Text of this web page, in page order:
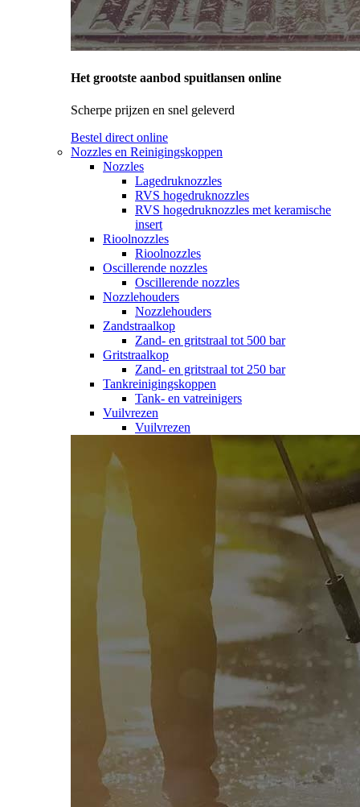
Het grootste aanbod spuitlansen online
Scherpe prijzen en snel geleverd
Bestel direct online
Nozzles en Reinigingskoppen
Nozzles
Lagedruknozzles
RVS hogedruknozzles
RVS hogedruknozzles met keramische
insert
Rioolnozzles
Rioolnozzles
Oscillerende nozzles
Oscillerende nozzles
Nozzlehouders
Nozzlehouders
Zandstraalkop
Zand- en gritstraal tot 500 bar
Gritstraalkop
Zand- en gritstraal tot 250 bar
Tankreinigingskoppen
Tank- en vatreinigers
Vuilvrezen
Vuilvrezen